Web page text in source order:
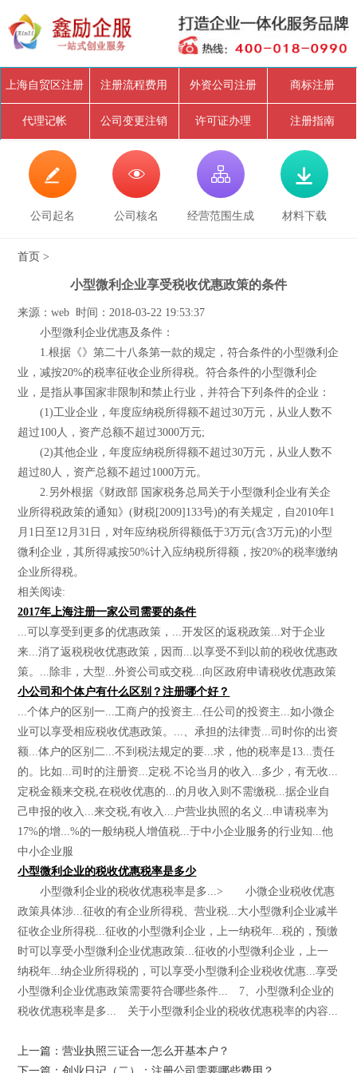
上海自贸区注册 注册流程费用 外资公司注册 商标注册
代理记帐 公司变更注销 许可证办理 注册指南

公司起名

公司核名

经营范围生成

材料下载
首页 >
小型微利企业享受税收优惠政策的条件
来源：web 时间：2018-03-22 19:53:37
小型微利企业优惠及条件：
1.根据《》第二十八条第一款的规定，符合条件的小型微利企
业，减按20%的税率征收企业所得税。符合条件的小型微利企
业，是指从事国家非限制和禁止行业，并符合下列条件的企业：
(1)工业企业，年度应纳税所得额不超过30万元，从业人数不
超过100人，资产总额不超过3000万元;
(2)其他企业，年度应纳税所得额不超过30万元，从业人数不
超过80人，资产总额不超过1000万元。
2.另外根据《财政部 国家税务总局关于小型微利企业有关企
业所得税政策的通知》(财税[2009]133号)的有关规定，自2010年1
月1日至12月31日，对年应纳税所得额低于3万元(含3万元)的小型
微利企业，其所得减按50%计入应纳税所得额，按20%的税率缴纳
企业所得税。
相关阅读:
2017年上海注册一家公司需要的条件
...可以享受到更多的优惠政策，...开发区的返税政策...对于企业
来...消了返税税收优惠政策，因而...以享受不到以前的税收优惠政
策。...除非，大型...外资公司或交税...向区政府申请税收优惠政策
小公司和个体户有什么区别？注册哪个好？
...个体户的区别一...工商户的投资主...任公司的投资主...如小微企
业可以享受相应税收优惠政策。...、承担的法律责...司时你的出资
额...体户的区别二...不到税法规定的要...求，他的税率是13...责任
的。比如...司时的注册资...定税.不论当月的收入...多少，有无收...
定税金额来交税,在税收优惠的...的月收入则不需缴税...据企业自
己申报的收入...来交税,有收入...户营业执照的名义...申请税率为
17%的增...%的一般纳税人增值税...于中小企业服务的行业知...他
中小企业服
小型微利企业的税收优惠税率是多少
小型微利企业的税收优惠税率是多...> 小微企业税收优惠
政策具体涉...征收的有企业所得税、营业税...大小型微利企业减半
征收企业所得税...征收的小型微利企业，上一纳税年...税的，预缴
时可以享受小型微利企业优惠政策...征收的小型微利企业，上一
纳税年...纳企业所得税的，可以享受小型微利企业税收优惠...享受
小型微利企业优惠政策需要符合哪些条件... 7、小型微利企业的
税收优惠税率是多... 关于小型微利企业的税收优惠税率的内容...
上一篇：营业执照三证合一怎么开基本户？